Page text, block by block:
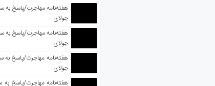
جولای
جولای
جولای